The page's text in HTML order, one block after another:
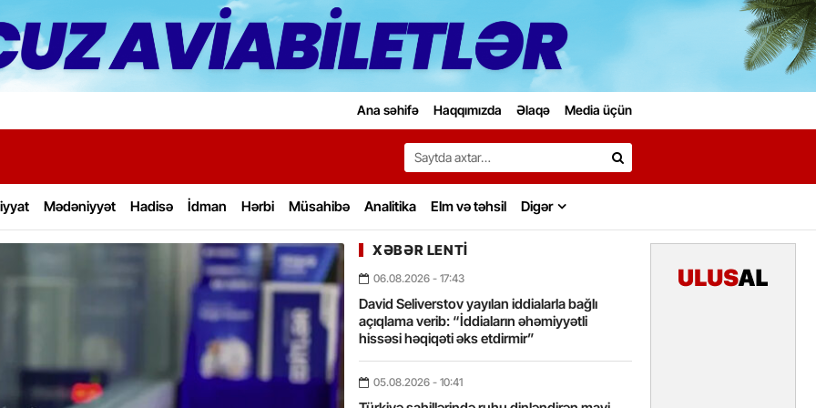
Ana səhifə Haqqımızda Əlaqə Media üçün
Search…
Mədəniyyət Hadisə İdman Hərbi Müsahibə Analitika Elm və təhsil Digər
XƏBƏR LENTI
06.08.2026 - 17:43
David Seliverstov yayılan iddialarla bağlı
açıqlama verib: “İddiaların əhəmiyyətli
hissəsi həqiqəti əks etdirmir”
05.08.2026 - 10:41